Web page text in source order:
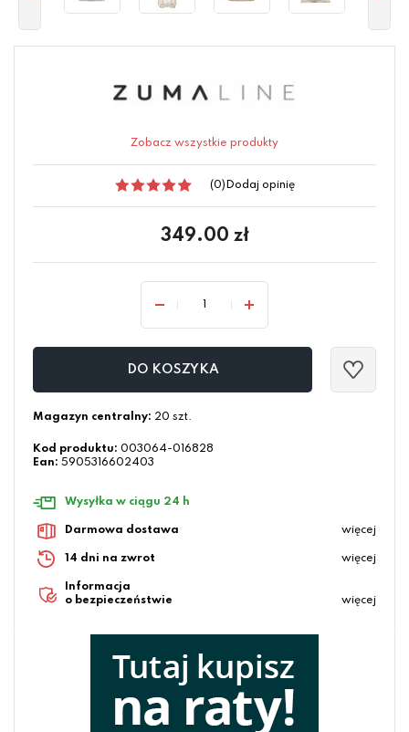
Zobacz wszystkie produkty
(0) Dodaj opinię
349.00 zł
DO KOSZYKA
Magazyn centralny: 20 szt.
Kod produktu: 003064-016828
Ean: 5905316602403
Wysyłka w ciągu 24 h
Darmowa dostawa więcej
14 dni na zwrot więcej
Informacja
o bezpieczeństwie
więcej